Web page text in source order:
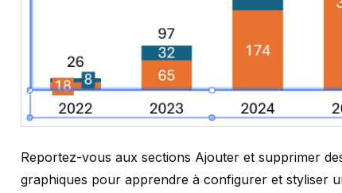
Reportez-vous aux sections Ajouter et supprimer
graphiques pour apprendre à configurer et styliser